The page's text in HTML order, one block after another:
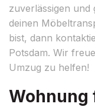
zuverlässigen
deinen
bist, dann
Potsdam. Wir
Umzug zu helfen!
Wohnung